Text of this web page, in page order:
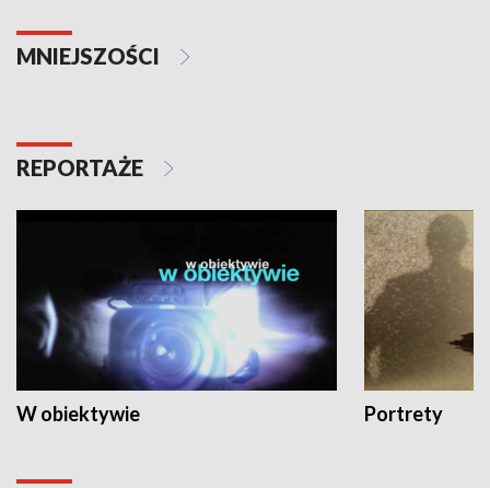
MNIEJSZOŚCI
REPORTAŻE
W obiektywie Portrety